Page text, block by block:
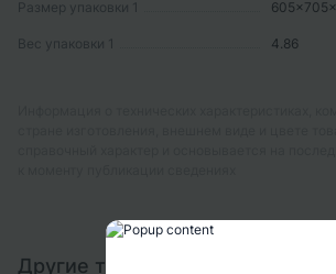
Размер упаковки 1
Вес упаковки 1 4.86
Другие товары этой коллекции